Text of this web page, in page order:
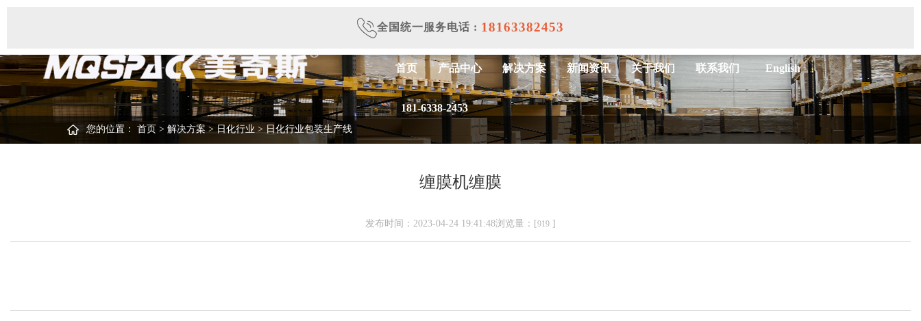
全国统一服务电话 : 18163382453
首页 产品中心 解决方案 新闻资讯 关于我们 联系我们 English
181-6338-2453
您的位置： 首页> 解决方案 >日化行业 > 日化行业包装生产线
缠膜机缠膜
发布时间：2023-04-24 19:41:48浏览量：[919 ]